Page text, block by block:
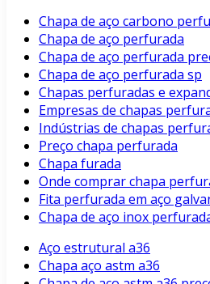
Chapa de aço carbono
Chapa de aço perfurada
Chapa de aço perfurada
Chapa de aço perfurada sp
Chapas perfuradas e
Empresas de chapas
Indústrias de chapas
Preço chapa perfurada
Chapa furada
Onde comprar chapa
Fita perfurada em aço
Chapa de aço inox
Aço estrutural a36
Chapa aço astm a36